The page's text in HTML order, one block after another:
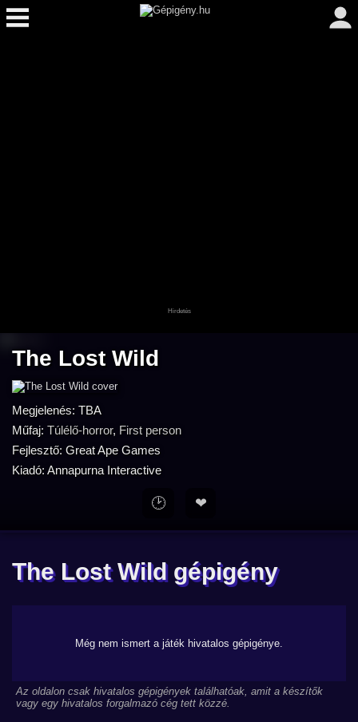
The Lost Wild
Megjelenés: TBA
Műfaj: Túlélő-horror, First person
Fejlesztő: Great Ape Games
Kiadó: Annapurna Interactive
🕑 ❤
The Lost Wild gépigény
Még nem ismert a játék hivatalos gépigénye.
Az oldalon csak hivatalos gépigények találhatóak, amit a készítők
vagy egy hivatalos forgalmazó cég tett közzé.